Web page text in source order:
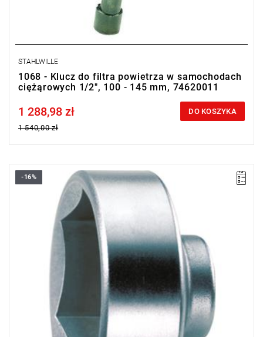
STAHLWILLE
1068 - Klucz do filtra powietrza w samochodach
ciężąrowych 1/2", 100 - 145 mm, 74620011
Price tax included
1 288,98 zł
1 540,00 zł
DO KOSZYKA
-16%